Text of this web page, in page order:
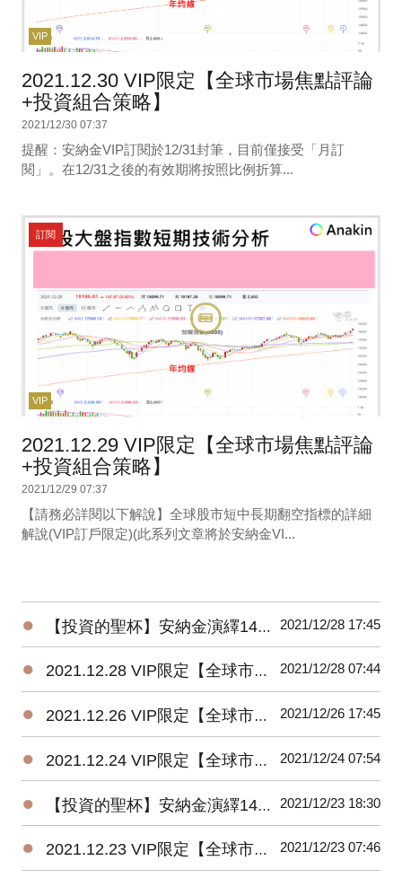
VIP
2021.12.30 VIP限定【全球市場焦點評論
+投資組合策略】
2021/12/30 07:37
提醒：安納金VIP訂閱於12/31封筆，目前僅接受「月訂
閱」。在12/31之後的有效期將按照比例折算...
VIP
訂閱
2021.12.29 VIP限定【全球市場焦點評論
+投資組合策略】
2021/12/29 07:37
【請務必詳閱以下解說】全球股市短中長期翻空指標的詳細
解說(VIP訂戶限定)(此系列文章將於安納金VI...
● 【投資的聖杯】安納金演繹14.125【未來半年的規劃(續)】 2021/12/28 17:45
● 2021.12.28 VIP限定【全球市場焦點評論+投資組合策略】 2021/12/28 07:44
● 2021.12.26 VIP限定【全球市場焦點評論+投資組合策略】 2021/12/26 17:45
● 2021.12.24 VIP限定【全球市場焦點評論+投資組合策略】 2021/12/24 07:54
● 【投資的聖杯】安納金演繹14.124【未來半年的規劃】 2021/12/23 18:30
● 2021.12.23 VIP限定【全球市場焦點評論+投資組合策略】 2021/12/23 07:46